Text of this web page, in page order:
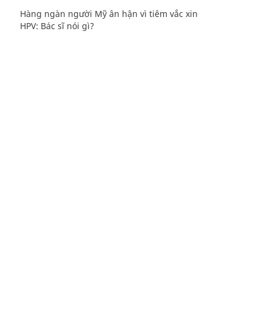
Hàng ngàn người Mỹ ân hận vì tiêm vắc xin
HPV: Bác sĩ nói gì?